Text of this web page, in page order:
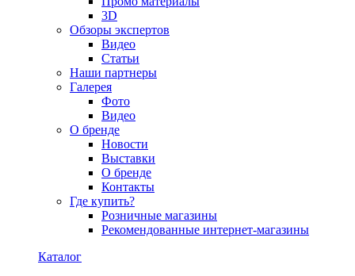
3D
Обзоры экспертов
Видео
Статьи
Наши партнеры
Галерея
Фото
Видео
О бренде
Новости
Выставки
О бренде
Контакты
Где купить?
Розничные магазины
Рекомендованные интернет-магазины
Каталог